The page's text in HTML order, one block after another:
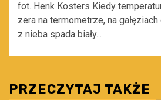
fot. Henk Kosters Kiedy
zera na termometrze, na
z nieba spada biały...
PRZECZYTAJ TAKŻE